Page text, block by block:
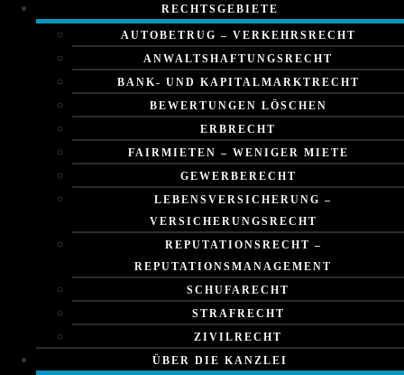
RECHTSGEBIETE
AUTOBETRUG – VERKEHRSRECHT
ANWALTSHAFTUNGSRECHT
BANK- UND KAPITALMARKTRECHT
BEWERTUNGEN LÖSCHEN
ERBRECHT
FAIRMIETEN – WENIGER MIETE
GEWERBERECHT
LEBENSVERSICHERUNG –
VERSICHERUNGSRECHT
REPUTATIONSRECHT –
REPUTATIONSMANAGEMENT
SCHUFARECHT
STRAFRECHT
ZIVILRECHT
ÜBER DIE KANZLEI